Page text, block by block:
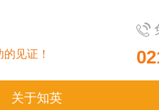
见证！
关于知英